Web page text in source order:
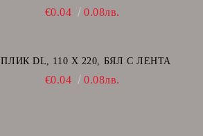
€0.04 0.08лв.
ПЛИК DL, 110 Х 220, БЯЛ С ЛЕНТА
€0.04 0.08лв.